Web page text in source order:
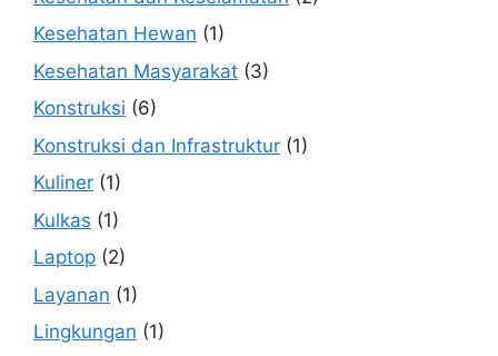
Kesehatan Hewan (1)
Kesehatan Masyarakat (3)
Konstruksi (6)
Konstruksi dan Infrastruktur (1)
Kuliner (1)
Kulkas (1)
Laptop (2)
Layanan (1)
Lingkungan (1)